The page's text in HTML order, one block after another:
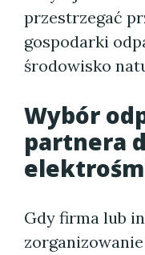
przestrzegać
gospodarki
środowisko
Wybór
partnera
Gdy firma lub